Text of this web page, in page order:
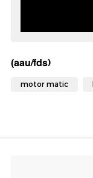
(aau/fds)
motor matic